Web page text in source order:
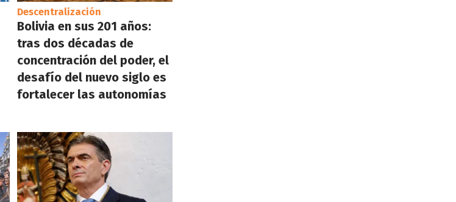
Descentralización
Bolivia en sus 201 años:
tras dos décadas de
concentración del poder, el
desafío del nuevo siglo es
fortalecer las autonomías